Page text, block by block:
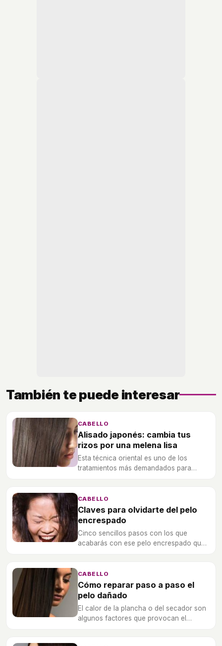
También te puede interesar
CABELLO
Alisado japonés: cambia tus
rizos por una melena lisa
Esta técnica oriental es uno de los
tratamientos más demandados para
CABELLO
Claves para olvidarte del pelo
encrespado
Cinco sencillos pasos con los que
acabarás con ese pelo encrespado que
CABELLO
Cómo reparar paso a paso el
pelo dañado
El calor de la plancha o del secador son
algunos factores que provocan el